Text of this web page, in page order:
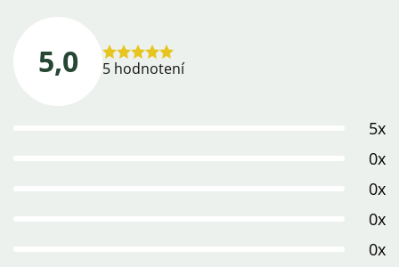
5,0
Priemerné
5 hodnotení
5x
0x
0x
0x
0x